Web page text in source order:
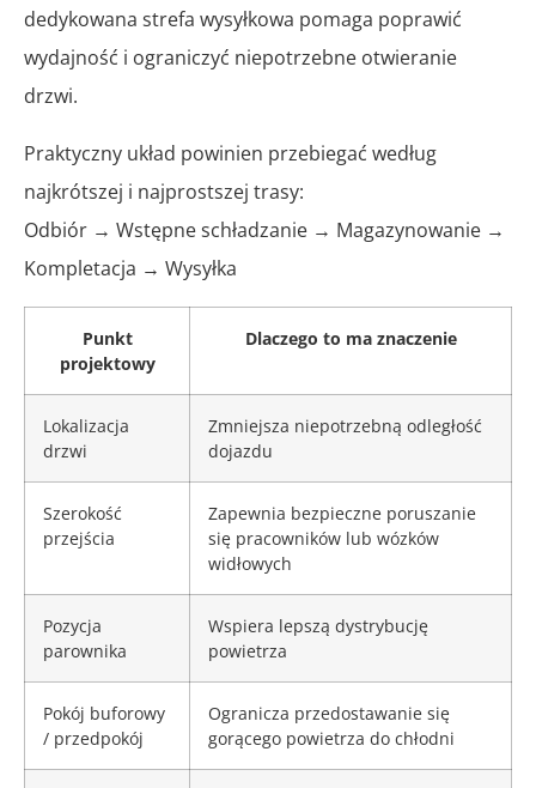
dedykowana strefa wysyłkowa pomaga poprawić
wydajność i ograniczyć niepotrzebne otwieranie
drzwi.
Praktyczny układ powinien przebiegać według
najkrótszej i najprostszej trasy:
Odbiór → Wstępne schładzanie → Magazynowanie →
Kompletacja → Wysyłka
Punkt
projektowy
Dlaczego to ma znaczenie
Lokalizacja
drzwi
Zmniejsza niepotrzebną odległość
dojazdu
Szerokość
przejścia
Zapewnia bezpieczne poruszanie
się pracowników lub wózków
widłowych
Pozycja
parownika
Wspiera lepszą dystrybucję
powietrza
Pokój buforowy
/ przedpokój
Ogranicza przedostawanie się
gorącego powietrza do chłodni